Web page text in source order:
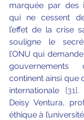
marquée par des
qui ne cessent
l’effet de la crise
souligne le
l’ONU qui
continent ainsi que
internationale [31].
Deisy Ventura,
éthique à